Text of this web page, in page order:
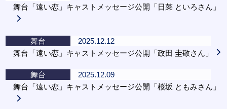
舞台「遠い恋」キャストメッセージ公開「日菜 といろさん」
舞台
2025.12.12
舞台「遠い恋」キャストメッセージ公開「政田 圭敬さん」
舞台
2025.12.09
舞台「遠い恋」キャストメッセージ公開「桜坂 ともみさん」